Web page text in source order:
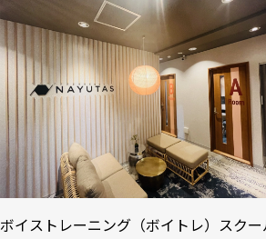
ボイストレーニング（ボイトレ）スク